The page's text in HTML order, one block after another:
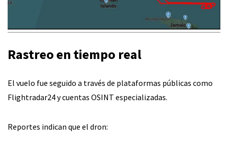
Rastreo en tiempo real
El vuelo fue seguido a través de plataformas públicas como
Flightradar24 y cuentas OSINT especializadas.
Reportes indican que el dron: